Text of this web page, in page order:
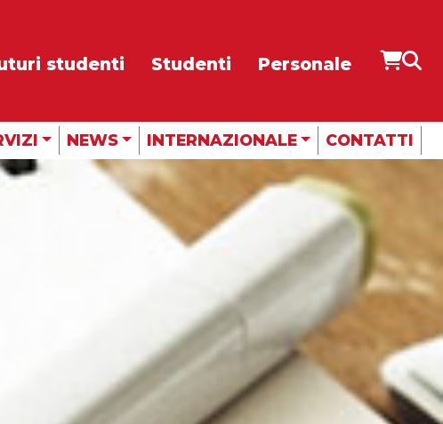
studenti Studenti Personale
NEWS INTERNAZIONALE CONTATTI